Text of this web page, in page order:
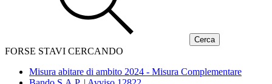
FORSE STAVI CERCANDO
Misura abitare di ambito 2024 - Misura Complementare